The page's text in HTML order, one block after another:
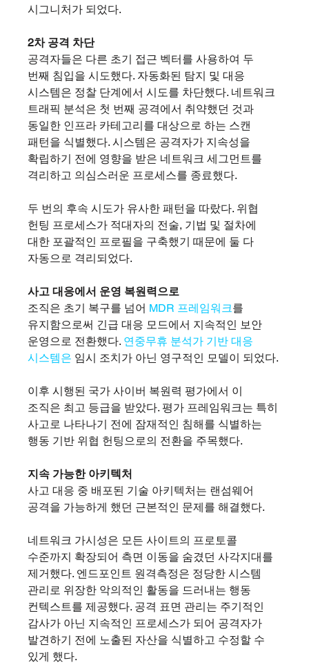
시그니처가 되었다.
2차 공격 차단
공격자들은 다른 초기 접근 벡터를 사용하여 두
번째 침입을 시도했다. 자동화된 탐지 및 대응
시스템은 정찰 단계에서 시도를 차단했다. 네트워크
트래픽 분석은 첫 번째 공격에서 취약했던 것과
동일한 인프라 카테고리를 대상으로 하는 스캔
패턴을 식별했다. 시스템은 공격자가 지속성을
확립하기 전에 영향을 받은 네트워크 세그먼트를
격리하고 의심스러운 프로세스를 종료했다.
두 번의 후속 시도가 유사한 패턴을 따랐다. 위협
헌팅 프로세스가 적대자의 전술, 기법 및 절차에
대한 포괄적인 프로필을 구축했기 때문에 둘 다
자동으로 격리되었다.
사고 대응에서 운영 복원력으로
조직은 초기 복구를 넘어 MDR 프레임워크를
유지함으로써 긴급 대응 모드에서 지속적인 보안
운영으로 전환했다. 연중무휴 분석가 기반 대응
시스템은 임시 조치가 아닌 영구적인 모델이 되었다.
이후 시행된 국가 사이버 복원력 평가에서 이
조직은 최고 등급을 받았다. 평가 프레임워크는 특히
사고로 나타나기 전에 잠재적인 침해를 식별하는
행동 기반 위협 헌팅으로의 전환을 주목했다.
지속 가능한 아키텍처
사고 대응 중 배포된 기술 아키텍처는 랜섬웨어
공격을 가능하게 했던 근본적인 문제를 해결했다.
네트워크 가시성은 모든 사이트의 프로토콜
수준까지 확장되어 측면 이동을 숨겼던 사각지대를
제거했다. 엔드포인트 원격측정은 정당한 시스템
관리로 위장한 악의적인 활동을 드러내는 행동
컨텍스트를 제공했다. 공격 표면 관리는 주기적인
감사가 아닌 지속적인 프로세스가 되어 공격자가
발견하기 전에 노출된 자산을 식별하고 수정할 수
있게 했다.